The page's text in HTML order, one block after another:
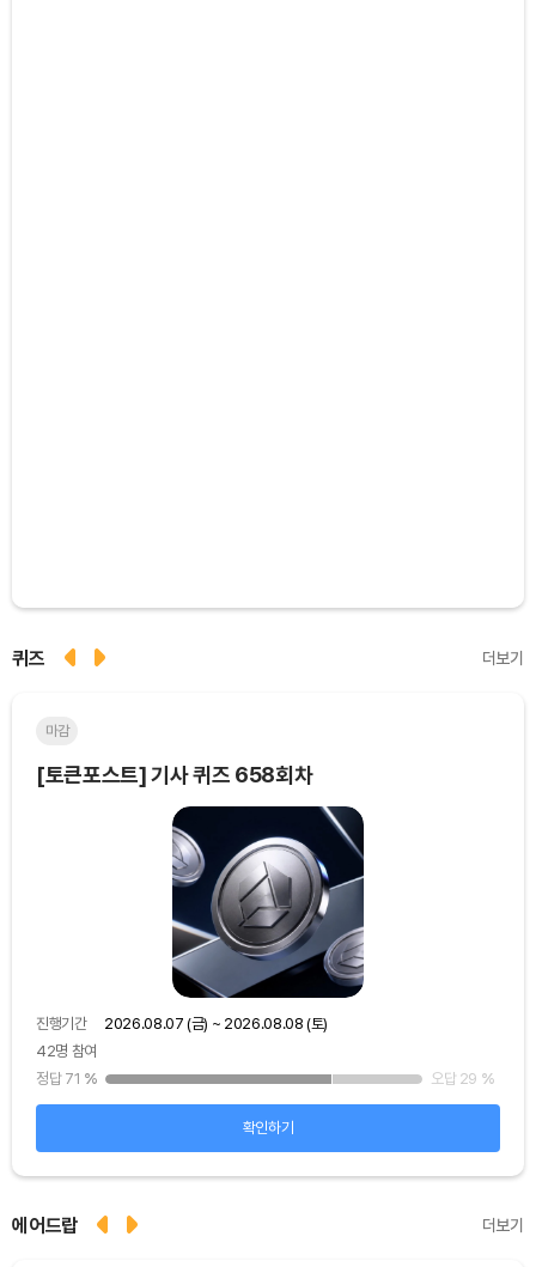
퀴즈 더보기
마감
[토큰포스트] 기사 퀴즈 658회차
진행기간
2026.08.07 (금) ~ 2026.08.08 (토)
42명 참여
정답 71 % 오답 29 %
확인하기
에어드랍 더보기